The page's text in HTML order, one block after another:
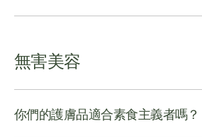
無害美容
你們的護膚品適合素食主義者嗎？